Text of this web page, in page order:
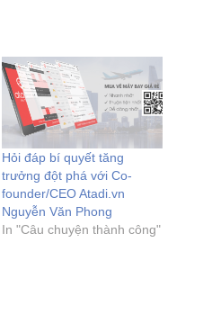
Hỏi đáp bí quyết tăng
trưởng đột phá với Co-
founder/CEO Atadi.vn
Nguyễn Văn Phong
In "Câu chuyện thành công"